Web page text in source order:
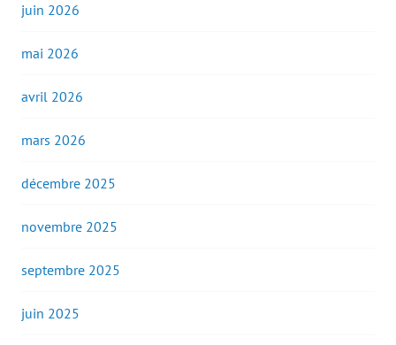
juin 2026
mai 2026
avril 2026
mars 2026
décembre 2025
novembre 2025
septembre 2025
juin 2025